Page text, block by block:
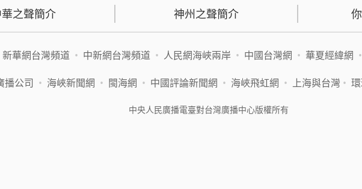
之聲簡介 神州之聲簡介
新華網台灣頻道 • 中新網台灣頻道 • 人民網海峽兩岸 • 中國台灣網 • 華夏經緯網 •
播公司 • 海峽新聞網 • 閩海網 • 中國評論新聞網 • 海峽飛虹網 • 上海與台灣 •
中央人民廣播電臺對台灣廣播中心版權所有